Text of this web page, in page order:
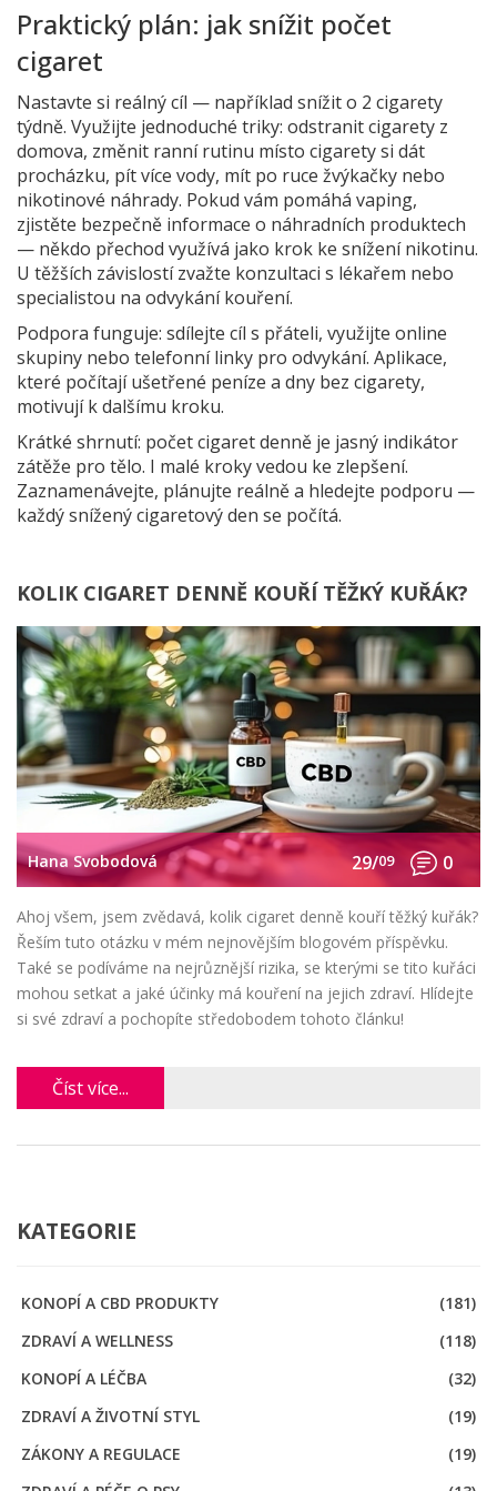
Praktický plán: jak snížit počet
cigaret
Nastavte si reálný cíl — například snížit o 2 cigarety
týdně. Využijte jednoduché triky: odstranit cigarety z
domova, změnit ranní rutinu místo cigarety si dát
procházku, pít více vody, mít po ruce žvýkačky nebo
nikotinové náhrady. Pokud vám pomáhá vaping,
zjistěte bezpečně informace o náhradních produktech
— někdo přechod využívá jako krok ke snížení nikotinu.
U těžších závislostí zvažte konzultaci s lékařem nebo
specialistou na odvykání kouření.
Podpora funguje: sdílejte cíl s přáteli, využijte online
skupiny nebo telefonní linky pro odvykání. Aplikace,
které počítají ušetřené peníze a dny bez cigarety,
motivují k dalšímu kroku.
Krátké shrnutí: počet cigaret denně je jasný indikátor
zátěže pro tělo. I malé kroky vedou ke zlepšení.
Zaznamenávejte, plánujte reálně a hledejte podporu —
každý snížený cigaretový den se počítá.
KOLIK CIGARET DENNĚ KOUŘÍ TĚŽKÝ KUŘÁK?
Hana Svobodová 29/09 0
Ahoj všem, jsem zvědavá, kolik cigaret denně kouří těžký kuřák?
Řeším tuto otázku v mém nejnovějším blogovém příspěvku.
Také se podíváme na nejrůznější rizika, se kterými se tito kuřáci
mohou setkat a jaké účinky má kouření na jejich zdraví. Hlídejte
si své zdraví a pochopíte středobodem tohoto článku!
Číst více...
KATEGORIE
KONOPÍ A CBD PRODUKTY
(181)
ZDRAVÍ A WELLNESS
(118)
KONOPÍ A LÉČBA
(32)
ZDRAVÍ A ŽIVOTNÍ STYL
(19)
ZÁKONY A REGULACE
(19)